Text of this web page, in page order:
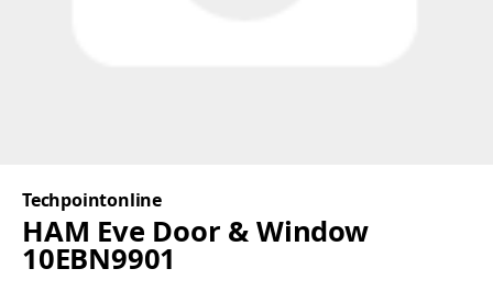
Techpointonline
HAM Eve Door & Window
10EBN9901